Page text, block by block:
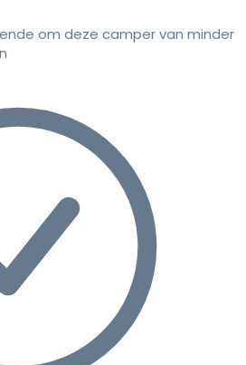
om deze camper van minder